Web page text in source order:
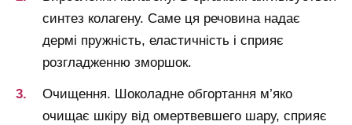
синтез колагену. Саме ця речовина надає
дермі пружність, еластичність і сприяє
розгладженню зморшок.
Очищення. Шоколадне обгортання м’яко
очищає шкіру від омертвевшего шару, сприяє